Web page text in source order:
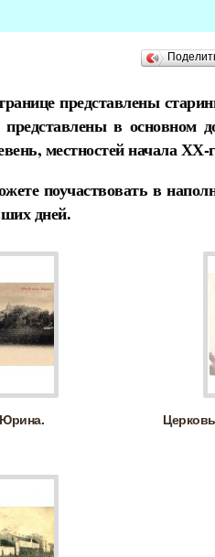
представлены
в основном
местностей начала ХХ-
поучаствовать в
дней.